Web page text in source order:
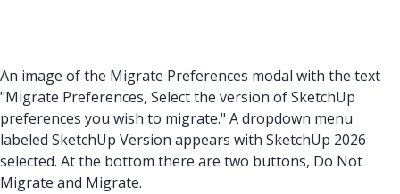
An image of the Migrate Preferences modal with the text
"Migrate Preferences, Select the version of SketchUp
preferences you wish to migrate." A dropdown menu
labeled SketchUp Version appears with SketchUp 2026
selected. At the bottom there are two buttons, Do Not
Migrate and Migrate.